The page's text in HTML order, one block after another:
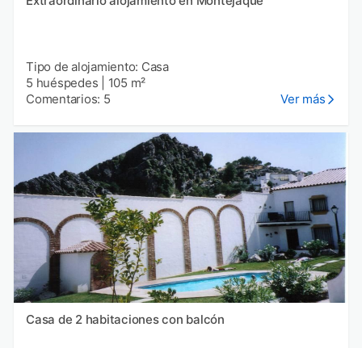
Tipo de alojamiento: Casa
5 huéspedes
105 m²
Comentarios: 5
Ver más
Casa de 2 habitaciones con balcón